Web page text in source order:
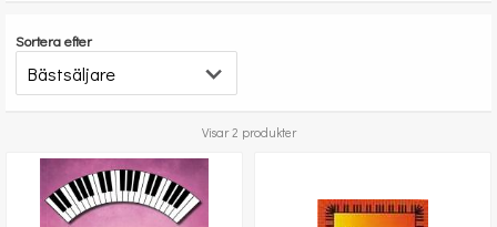
Sortera efter
Visar 2 produkter